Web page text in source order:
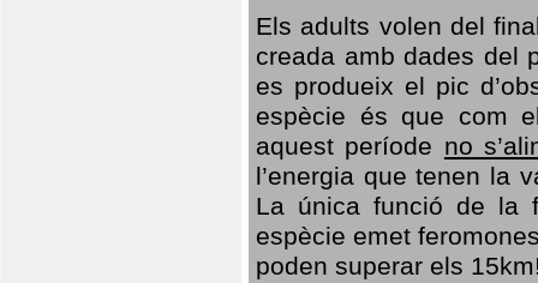
Els adults volen del
creada amb dades del
es produeix el pic
espècie és que com
aquest període no
l’energia que tenen la
La única funció de la
espècie emet
poden superar els